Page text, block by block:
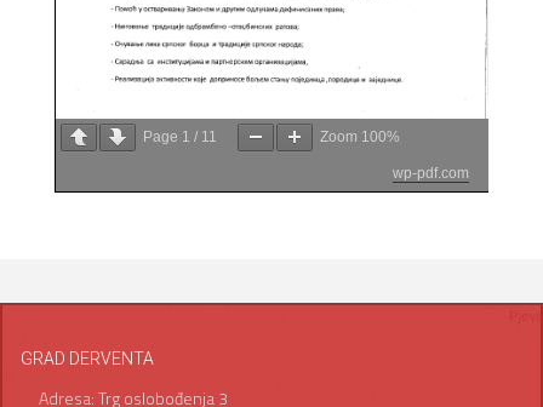
Page 1 / 11 Zoom 100%
wp-pdf.com
GRAD DERVENTA
Adresa: Trg oslobođenja 3